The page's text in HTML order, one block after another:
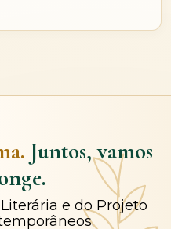
Juntos, vamos
e do Projeto